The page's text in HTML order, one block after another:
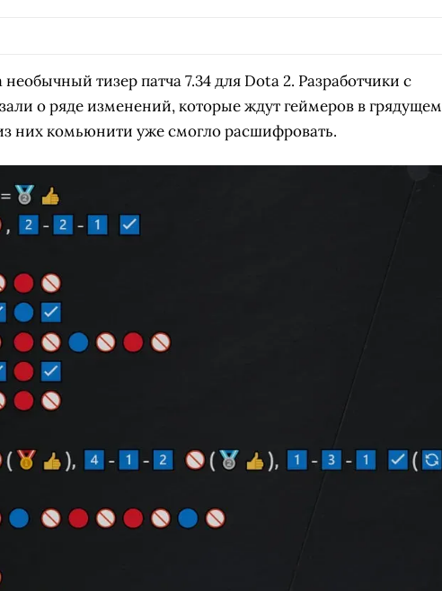
необычный тизер патча 7.34 для Dota 2. Разработчики с
о ряде изменений, которые ждут геймеров в грядущем
них комьюнити уже смогло расшифровать.